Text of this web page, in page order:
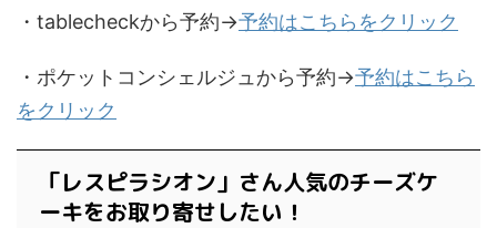
・tablecheckから予約→予約はこちらをクリック
・ポケットコンシェルジュから予約→予約はこちら
をクリック
「レスピラシオン」さん人気のチーズケ
ーキをお取り寄せしたい！